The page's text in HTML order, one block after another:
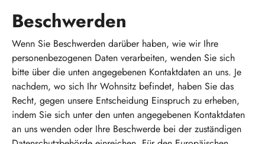
Beschwerden
Wenn Sie Beschwerden darüber haben, wie wir Ihre
personenbezogenen Daten verarbeiten, wenden Sie sich
bitte über die unten angegebenen Kontaktdaten an uns. Je
nachdem, wo sich Ihr Wohnsitz befindet, haben Sie das
Recht, gegen unsere Entscheidung Einspruch zu erheben,
indem Sie sich unter den unten angegebenen Kontaktdaten
an uns wenden oder Ihre Beschwerde bei der zuständigen